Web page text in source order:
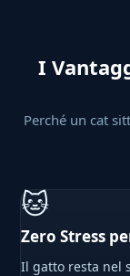
I
Perché un cat
🐱
Zero Stress
Il gatto resta nel